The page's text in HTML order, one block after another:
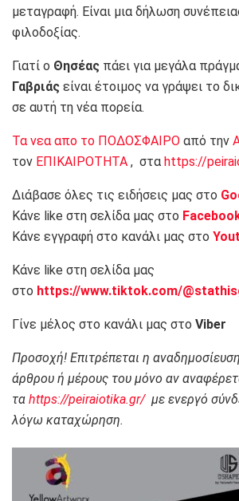
μεταγραφή. Είναι μια δήλωση
φιλοδοξίας.
Γιατί ο Θησέας πάει για μεγάλα
Γαβριάς είναι έτοιμος να γράψει το
σε αυτή τη νέα πορεία.
Τα νεα απο το ΠΟΔΟΣΦΑΙΡΟ από την
τον ΕΠΙΚΑΙΡΟΤΗΤΑ , στα https://
Διάβασε όλες τις ειδήσεις μας στο
Κάνε like στη σελίδα μας στο
Κάνε εγγραφή στο κανάλι μας στο
Κάνε like στη σελίδα μας
στο https://www.tiktok.com/
Γίνε μέλος στο κανάλι μας στο Viber
Προσοχή! Επιτρέπεται η
άρθρου ή μέρους του μόνο αν
τα https://peiraiotika.gr/με ενεργό
λόγω καταχώρηση.